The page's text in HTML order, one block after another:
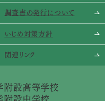
調査書の発行について
いじめ対策方針
関連リンク
附設高等学校
附設中学校